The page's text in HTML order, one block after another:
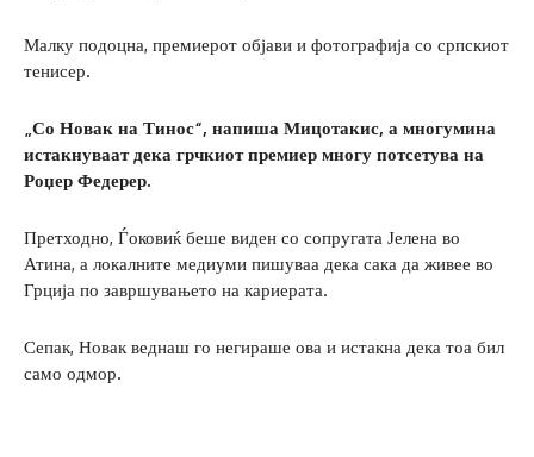
Малку подоцна, премиерот објави и фотографија со српскиот
тенисер.
„Со Новак на Тинос“, напиша Мицотакис, а многумина
истакнуваат дека грчкиот премиер многу потсетува на
Роџер Федерер.
Претходно, Ѓоковиќ беше виден со сопругата Јелена во
Атина, а локалните медиуми пишуваа дека сака да живее во
Грција по завршувањето на кариерата.
Сепак, Новак веднаш го негираше ова и истакна дека тоа бил
само одмор.